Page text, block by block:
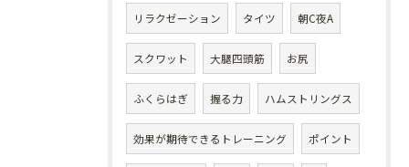
リラクゼーション タイツ 朝C夜A
スクワット 大腿四頭筋 お尻
ふくらはぎ 握る力 ハムストリングス
効果が期待できるトレーニング ポイント